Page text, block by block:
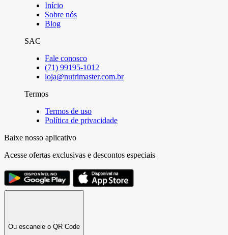
Início
Sobre nós
Blog
SAC
Fale conosco
(71) 99195-1012
loja@nutrimaster.com.br
Termos
Termos de uso
Política de privacidade
Baixe nosso aplicativo
Acesse ofertas exclusivas e descontos especiais
Ou escaneie o QR Code